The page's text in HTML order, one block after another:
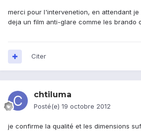
merci pour l'intervenetion, en attendant
deja un film anti-glare comme les brando
Citer
chtiluma
Posté(e) 19 octobre 2012
je confirme la qualité et les dimensions